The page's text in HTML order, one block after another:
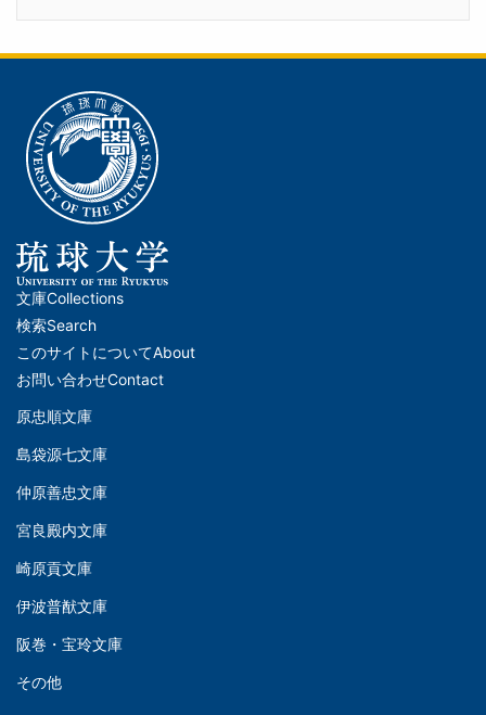
メ
イ
ン
ナ
ビ
ー
シ
ョ
ン
ッ
タ
文庫Collections
検索Search
このサイトについてAbout
お問い合わせContact
文
(Left)
原忠順文庫
島袋源七文庫
仲原善忠文庫
文
(Middle)
宮良殿内文庫
崎原貢文庫
伊波普猷文庫
文
庫
阪巻・宝玲文庫
その他